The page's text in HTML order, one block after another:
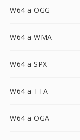
W64 a OGG
W64 a WMA
W64 a SPX
W64 a TTA
W64 a OGA